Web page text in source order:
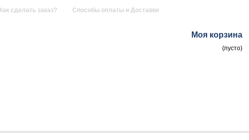
Как сделать заказ? Способы оплаты и Доставки
Моя корзина
(пусто)